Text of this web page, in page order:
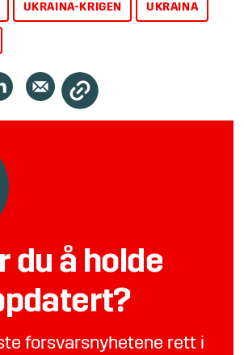
UKRAINA-KRIGEN UKRAINA
du å holde
forsvarsnyhetene rett i